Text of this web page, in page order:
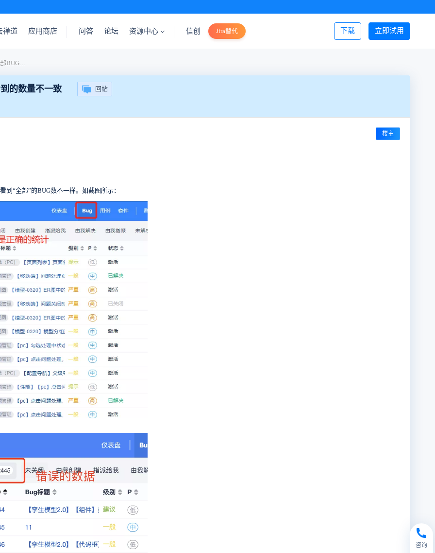
立即试用
下载
禅道 应用商店 问答 论坛 资源中心 信创 Jira替代 登录/注册
测试模块中，所有模块的全部BUG数不同账号看到的数量不一致
的数量不一致 回帖
楼主
到“全部”的BUG数不一样。如截图所示：
咨询